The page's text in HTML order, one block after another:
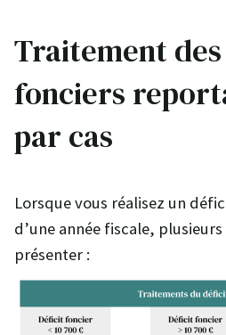
Traitement
fonciers
par cas
Lorsque vous réalisez un
d’une année fiscale,
présenter :